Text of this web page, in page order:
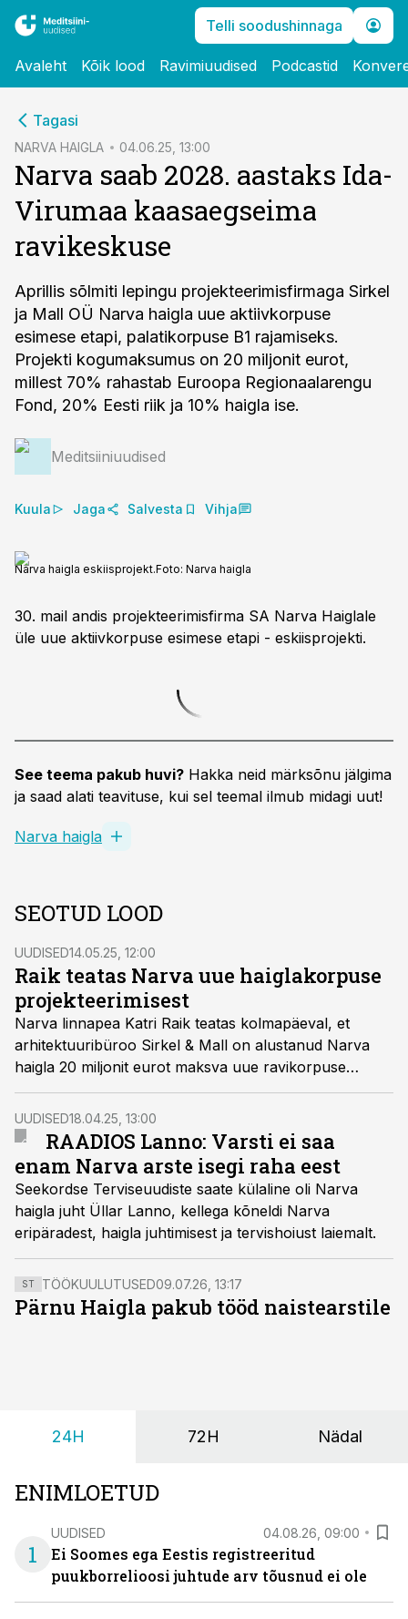
Telli soodushinnaga
Avaleht Kõik lood Ravimiuudised Podcastid
Tagasi
NARVA HAIGLA 04.06.25, 13:00
Narva saab 2028. aastaks Ida-
Virumaa kaasaegseima
ravikeskuse
Aprillis sõlmiti lepingu projekteerimisfirmaga Sirkel
ja Mall OÜ Narva haigla uue aktiivkorpuse
esimese etapi, palatikorpuse B1 rajamiseks.
Projekti kogumaksumus on 20 miljonit eurot,
millest 70% rahastab Euroopa Regionaalarengu
Fond, 20% Eesti riik ja 10% haigla ise.
Meditsiiniuudised
Kuula Jaga Salvesta Vihja
Narva haigla eskiisprojekt.Foto: Narva haigla
30. mail andis projekteerimisfirma SA Narva Haiglale
üle uue aktiivkorpuse esimese etapi - eskiisprojekti.
See teema pakub huvi? Hakka neid märksõnu jälgima
ja saad alati teavituse, kui sel teemal ilmub midagi uut!
Narva haigla
SEOTUD LOOD
UUDISED14.05.25, 12:00
Raik teatas Narva uue haiglakorpuse
projekteerimisest
Narva linnapea Katri Raik teatas kolmapäeval, et
arhitektuuribüroo Sirkel & Mall on alustanud Narva
haigla 20 miljonit eurot maksva uue ravikorpuse
projekteerimist. Hoone valmib 2028. aastaks.
UUDISED18.04.25, 13:00
RAADIOS Lanno: Varsti ei saa
enam Narva arste isegi raha eest
Seekordse Terviseuudiste saate külaline oli Narva
haigla juht Üllar Lanno, kellega kõneldi Narva
eripäradest, haigla juhtimisest ja tervishoiust laiemalt.
ST TÖÖKUULUTUSED09.07.26, 13:17
Pärnu Haigla pakub tööd naistearstile
24H 72H Nädal
ENIMLOETUD
1
UUDISED 04.08.26, 09:00
Ei Soomes ega Eestis registreeritud
puukborrelioosi juhtude arv tõusnud ei ole